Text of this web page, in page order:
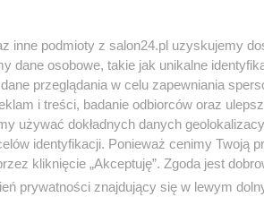
inne podmioty z salon24.pl uzyskujemy
dane osobowe, takie jak unikalne
przeglądania w celu zapewniania
i treści, badanie odbiorców oraz
używać dokładnych danych
identyfikacji. Ponieważ cenimy Twoją
kliknięcie „Akceptuję”. Zgoda jest
prywatności znajdujący się w lewym